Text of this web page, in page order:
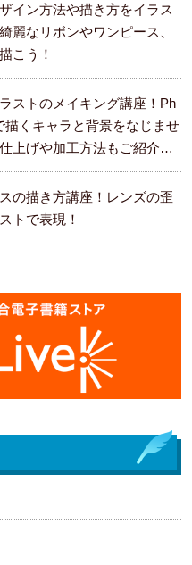
イン方法や描き方をイラス
麗なリボンやワンピース、
こう！
ストのメイキング講座！Ph
描くキャラと背景をなじませ
上げや加工方法もご紹介し
の描き方講座！レンズの歪
トで表現！